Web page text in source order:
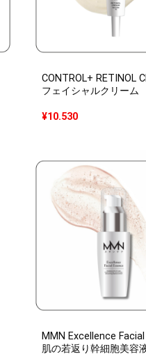
CONTROL+ RETINOL
フェイシャルクリーム
¥10.530
MMN Excellence
肌の若返り幹細胞美容